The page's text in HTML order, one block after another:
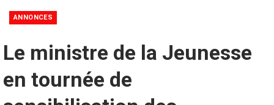
ANNONCES
Le ministre de la Jeunesse
en tournée de